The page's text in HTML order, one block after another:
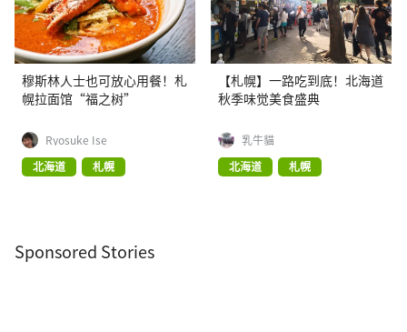
穆斯林人士也可放心用餐！札
幌拉面馆“福之树”
Ryosuke Ise
北海道
札幌
【札幌】一路吃到底！北海道
秋季味觉美食盛典
乳牛貓
北海道
札幌
Sponsored Stories